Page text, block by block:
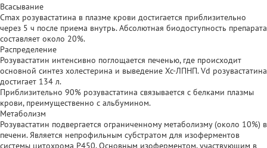
Всасывание
Cmax розувастатина в плазме крови достигается приблизительно
через 5 ч после приема внутрь. Абсолютная биодоступность препарата
составляет около 20%.
Распределение
Розувастатин интенсивно поглощается печенью, где происходит
основной синтез холестерина и выведение Хс-ЛПНП. Vd розувастатина
достигает 134 л.
Приблизительно 90% розувастатина связывается с белками плазмы
крови, преимущественно с альбумином.
Метаболизм
Розувастатин подвергается ограниченному метаболизму (около 10%) в
печени. Является непрофильным субстратом для изоферментов
системы цитохрома Р450. Основным изоферментом, участвующим в